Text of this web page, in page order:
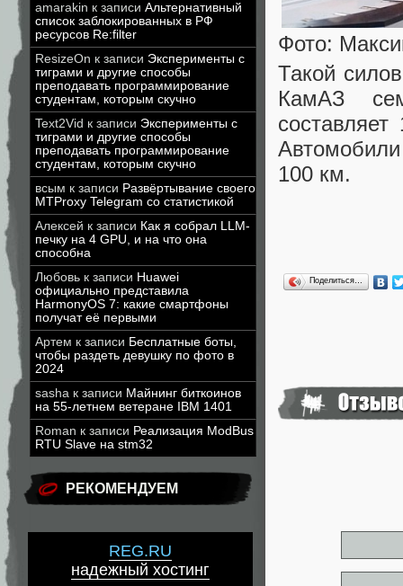
amarakin к записи Альтернативный
список заблокированных в РФ
ресурсов Re:filter
ResizeOn к записи Эксперименты с
тиграми и другие способы
преподавать программирование
студентам, которым скучно
Text2Vid к записи Эксперименты с
тиграми и другие способы
преподавать программирование
студентам, которым скучно
всым к записи Развёртывание своего
MTProxy Telegram со статистикой
Алексей к записи Как я собрал LLM-
печку на 4 GPU, и на что она
способна
Любовь к записи Huawei
официально представила
HarmonyOS 7: какие смартфоны
получат её первыми
Артем к записи Бесплатные боты,
чтобы раздеть девушку по фото в
2024
sasha к записи Майнинг биткоинов
на 55-летнем ветеране IBM 1401
Roman к записи Реализация ModBus
RTU Slave на stm32
РЕКОМЕНДУЕМ
REG.RU
надежный хостинг
Фото:
Такой
КамАЗ
100 км.
Поделиться…